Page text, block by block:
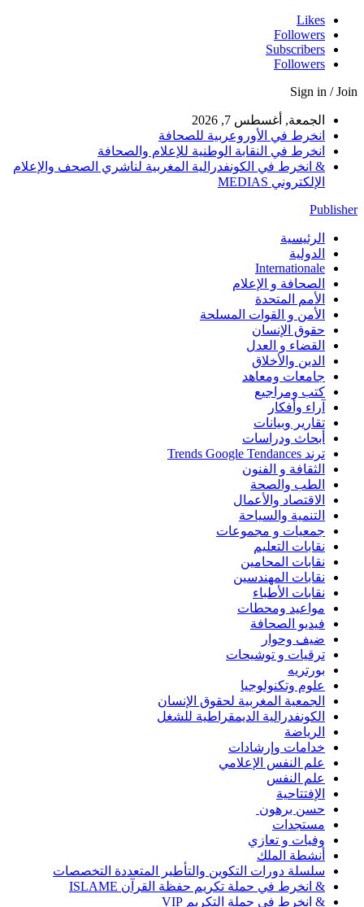
Likes
Followers
Subscribers
Followers
Sign in / Join
الجمعة, أغسطس 7, 2026
انخرط في الأوروعربية للصحافة
انخرط في النقابة الوطنية للإعلام والصحافة
& انخرط في الكونفدرالية المغربية لناشري الصحف والإعلام
الإلكتروني MEDIAS
Publisher
الرئيسية
الدولية
Internationale
الصحافة و الإعلام
الأمم المتحدة
الأمن و القوات المسلحة
حقوق الإنسان
القضاء و العدل
الدين والأخلاق
جامعات ومعاهد
كتب ومراجيع
آراء وأفكار
تقارير وبيانات
أبحاث ودراسات
ترند Trends Google Tendances
الثقافة و الفنون
الطب والصحة
الاقتصاد والأعمال
التنمية والسياحة
جمعيات و مجموعات
نقابات التعليم
نقابات المحامين
نقابات المهندسين
نقابات الأطباء
مواعيد ومحطات
فيديو الصحافة
ضيف وحوار
ترقيات و توشيحات
بورتريه
علوم وتكنولوجيا
الجمعية المغربية لحقوق الإنسان
الكونفدرالية الديمقراطية للشغل
الرياضة
خدامات وإرشادات
علم النفس الإعلامي
علم النفس
الإفتتاحية
حسن برهون
مستجدات
وفيات و تعازي
أنشطة الملك
سلسلة دورات التكوين والتأطير المتعددة التخصصات
& انخرط في حملة تكريم حفظة القرآن ISLAME
& انخرط في حملة التكريم VIP